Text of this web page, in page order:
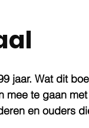
jaar. Wat dit
mee te gaan
en ouders